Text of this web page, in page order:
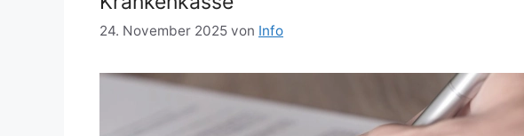
24. November 2025 von Info